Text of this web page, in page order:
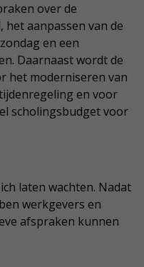
over de
aanpassen van de
en een
Daarnaast wordt de
het moderniseren van
en voor
scholingsbudget voor
laten wachten. Nadat
werkgevers en
afspraken kunnen